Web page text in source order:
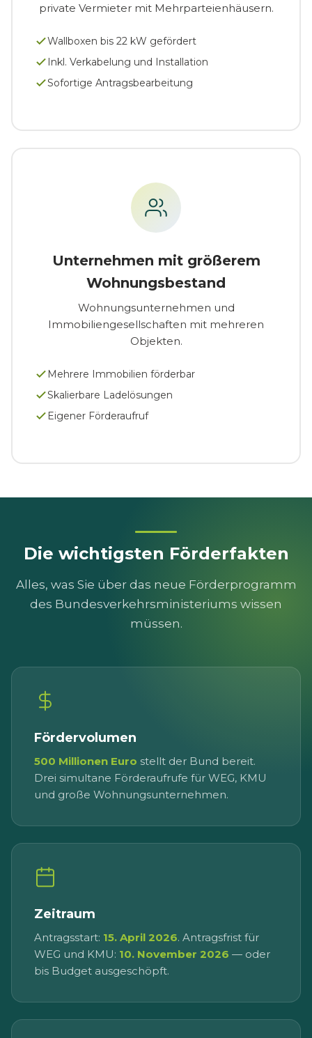
private Vermieter mit Mehrparteienhäusern.
Wallboxen bis 22 kW gefördert
Inkl. Verkabelung und Installation
Sofortige Antragsbearbeitung
Unternehmen mit größerem
Wohnungsbestand
Wohnungsunternehmen und
Immobiliengesellschaften mit mehreren
Objekten.
Mehrere Immobilien förderbar
Skalierbare Ladelösungen
Eigener Förderaufruf
Die wichtigsten Förderfakten
Alles, was Sie über das neue Förderprogramm
des Bundesverkehrsministeriums wissen
müssen.
Fördervolumen
500 Millionen Euro stellt der Bund bereit.
Drei simultane Förderaufrufe für WEG, KMU
und große Wohnungsunternehmen.
Zeitraum
Antragsstart: 15. April 2026. Antragsfrist für
WEG und KMU: 10. November 2026 — oder
bis Budget ausgeschöpft.